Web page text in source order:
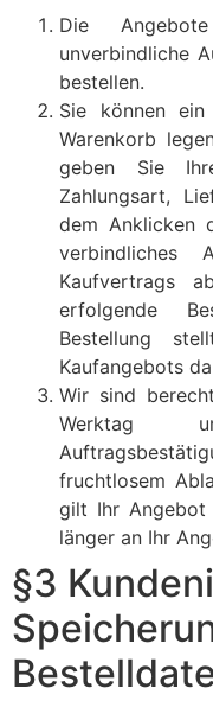
Die
unverbindliche
bestellen.
Sie können
Warenkorb
geben Sie
Zahlungsart,
dem Anklicken
verbindliches
Kaufvertrags
erfolgende
Bestellung
Kaufangebots
Wir sind
Werktag
fruchtlosem
gilt Ihr Angebot
länger an Ihr
§3